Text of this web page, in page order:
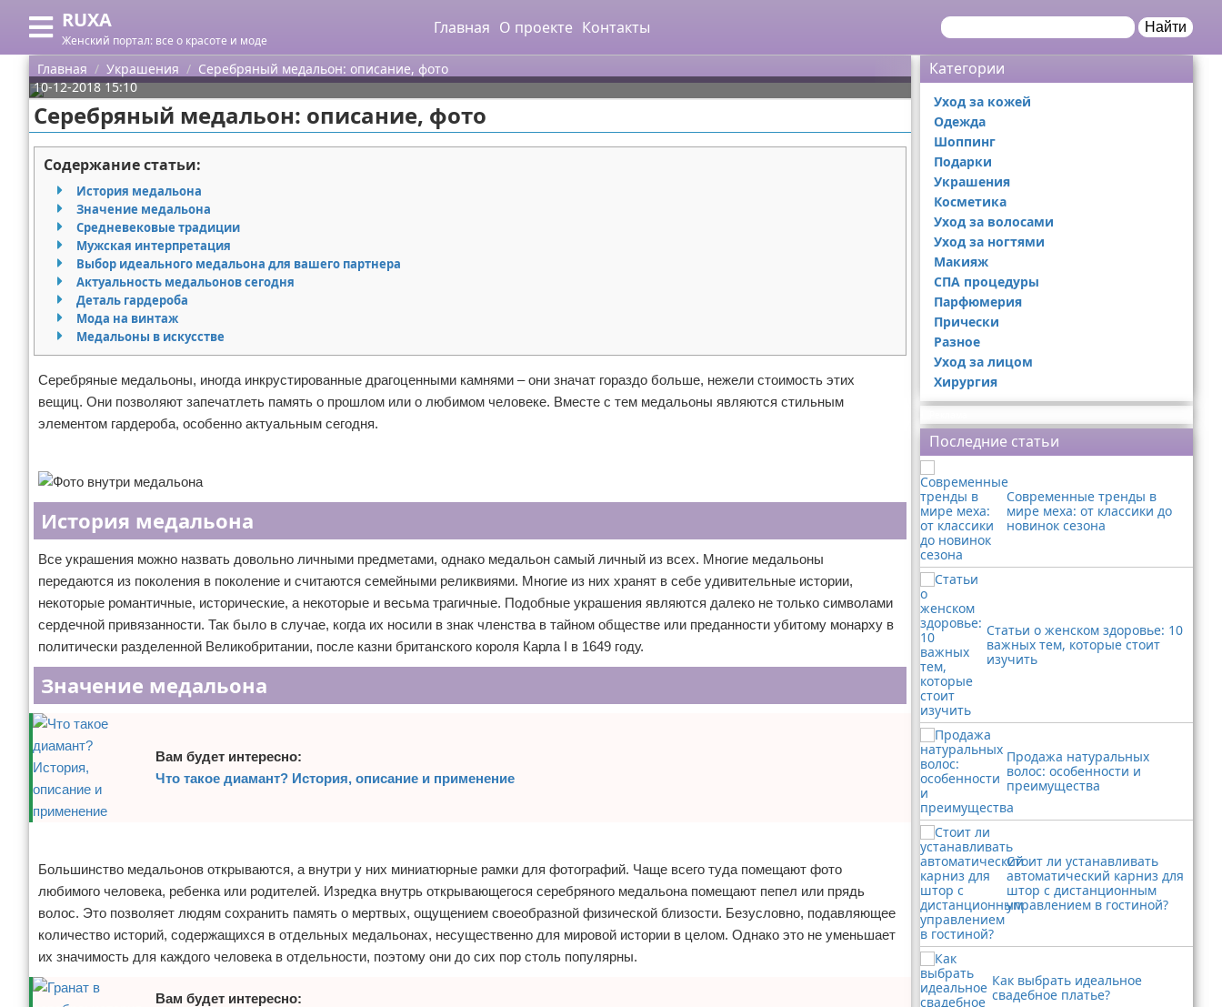
RUXA
Женский портал: все о красоте и моде
Главная О проекте Контакты Найти
Меню
Главная
Категории
Уход за кожей
Одежда
Шоппинг
Подарки
Украшения
Косметика
Уход за волосами
Уход за ногтями
Макияж
СПА процедуры
Парфюмерия
Прически
Разное
Уход за лицом
Хирургия
Поиск
О проекте
Контакты
Сотрудничество
Размещение рекламы
Для правообладателей
Условия предоставления информации
Отказ от ответственности
Главная Украшения
Серебряный медальон: описание, фото
10-12-2018 15:10
Серебряный медальон: описание, фото
Содержание статьи:
История медальона
Значение медальона
Средневековые традиции
Мужская интерпретация
Выбор идеального медальона для вашего партнера
Актуальность медальонов сегодня
Деталь гардероба
Мода на винтаж
Медальоны в искусстве
Серебряные медальоны, иногда инкрустированные драгоценными камнями – они значат гораздо больше, нежели стоимость этих
вещиц. Они позволяют запечатлеть память о прошлом или о любимом человеке. Вместе с тем медальоны являются стильным
элементом гардероба, особенно актуальным сегодня.
История медальона
Все украшения можно назвать довольно личными предметами, однако медальон самый личный из всех. Многие медальоны
передаются из поколения в поколение и считаются семейными реликвиями. Многие из них хранят в себе удивительные истории,
некоторые романтичные, исторические, а некоторые и весьма трагичные. Подобные украшения являются далеко не только символами
сердечной привязанности. Так было в случае, когда их носили в знак членства в тайном обществе или преданности убитому монарху в
политически разделенной Великобритании, после казни британского короля Карла I в 1649 году.
Значение медальона
Вам будет интересно:
Что такое диамант? История, описание и применение
Большинство медальонов открываются, а внутри у них миниатюрные рамки для фотографий. Чаще всего туда помещают фото
любимого человека, ребенка или родителей. Изредка внутрь открывающегося серебряного медальона помещают пепел или прядь
волос. Это позволяет людям сохранить память о мертвых, ощущением своеобразной физической близости. Безусловно, подавляющее
количество историй, содержащихся в отдельных медальонах, несущественно для мировой истории в целом. Однако это не уменьшает
их значимость для каждого человека в отдельности, поэтому они до сих пор столь популярны.
Вам будет интересно:
Категории
Уход за кожей
Одежда
Шоппинг
Подарки
Украшения
Косметика
Уход за волосами
Уход за ногтями
Макияж
СПА процедуры
Парфюмерия
Прически
Разное
Уход за лицом
Хирургия
Последние статьи
Современные тренды в
мире меха: от классики до
новинок сезона
Статьи о женском здоровье: 10
важных тем, которые стоит
изучить
Продажа натуральных
волос: особенности и
преимущества
Стоит ли устанавливать
автоматический карниз для
штор с дистанционным
управлением в гостиной?
Как выбрать идеальное
свадебное платье?